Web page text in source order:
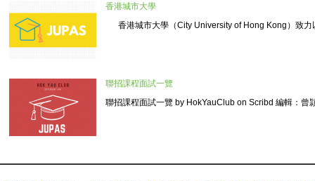
香港城市大學
香港城市大學（City University of Hong Kong）致力
聯招課程面試一覽
聯招課程面試一覽 by HokYauClub on Scribd 編輯：曾